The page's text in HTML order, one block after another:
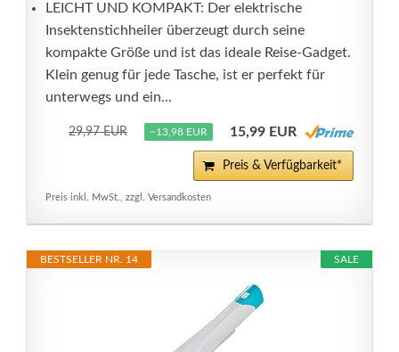
LEICHT UND KOMPAKT: Der elektrische
Insektenstichheiler überzeugt durch seine
kompakte Größe und ist das ideale Reise-Gadget.
Klein genug für jede Tasche, ist er perfekt für
unterwegs und ein...
29,97 EUR −13,98 EUR 15,99 EUR
Preis & Verfügbarkeit*
Preis inkl. MwSt., zzgl. Versandkosten
SALE
BESTSELLER NR. 14